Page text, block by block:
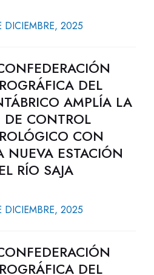
DICIEMBRE, 2025
DEL
AMPLÍA LA
DE CONTROL
CON
NUEVA ESTACIÓN
RÍO SAJA
DICIEMBRE, 2025
DEL